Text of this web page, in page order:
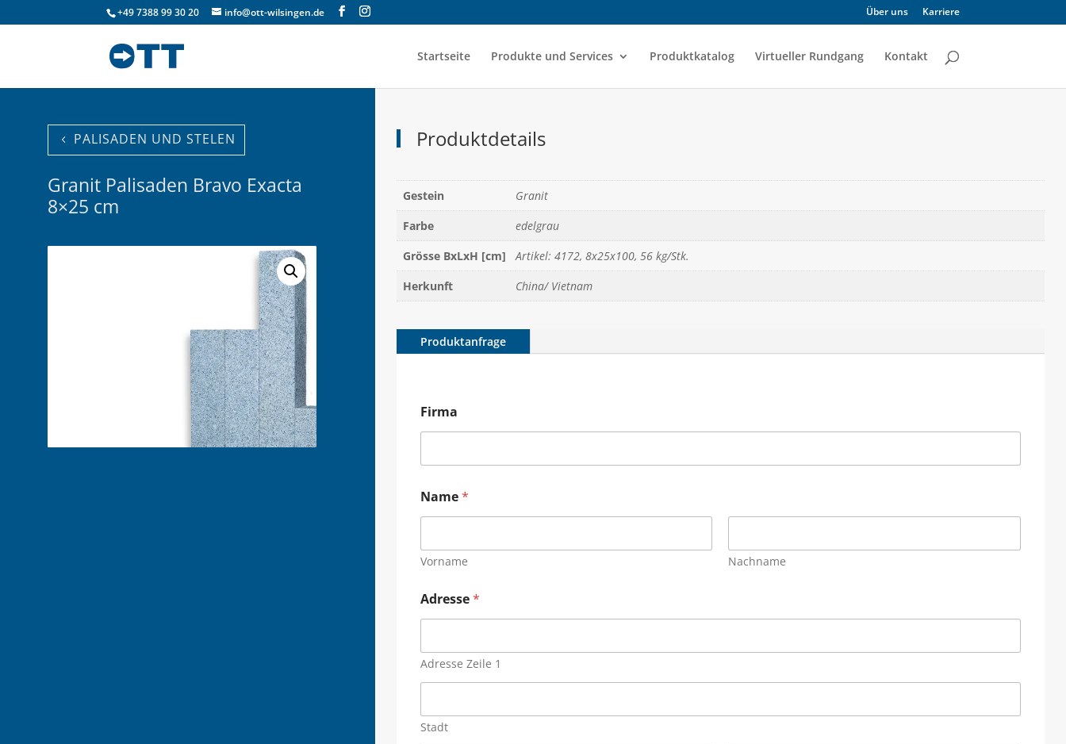
+49 7388 99 30 20 info@ott-wilsingen.de Über uns Karriere
Startseite Produkte und Services Produktkatalog Virtueller Rundgang Kontakt
PALISADEN UND STELEN
Granit Palisaden Bravo Exacta
8×25 cm
Produktdetails
Gestein
Granit
Farbe
edelgrau
Grösse BxLxH [cm]
Artikel: 4172, 8x25x100, 56 kg/Stk.
Herkunft
China/ Vietnam
Produktanfrage
Firma
Name*
Vorname Nachname
Adresse*
Adresse Zeile 1
Stadt